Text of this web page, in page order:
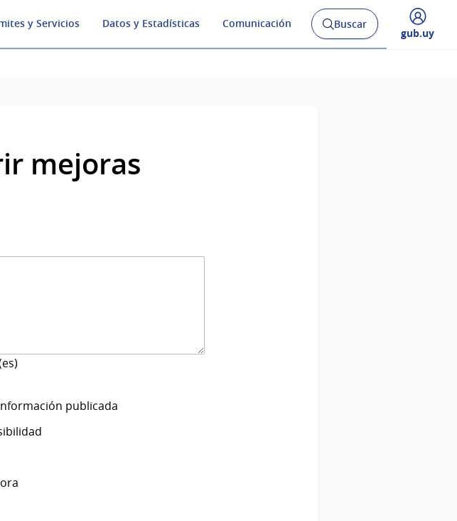
y Servicios Datos y Estadísticas Comunicación
Abrir
buscador
Buscar
Desplegar
gub.uy
mejoras
publicada